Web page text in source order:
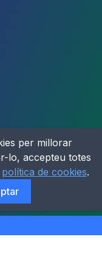
per millorar
lo, accepteu totes
política de cookies.